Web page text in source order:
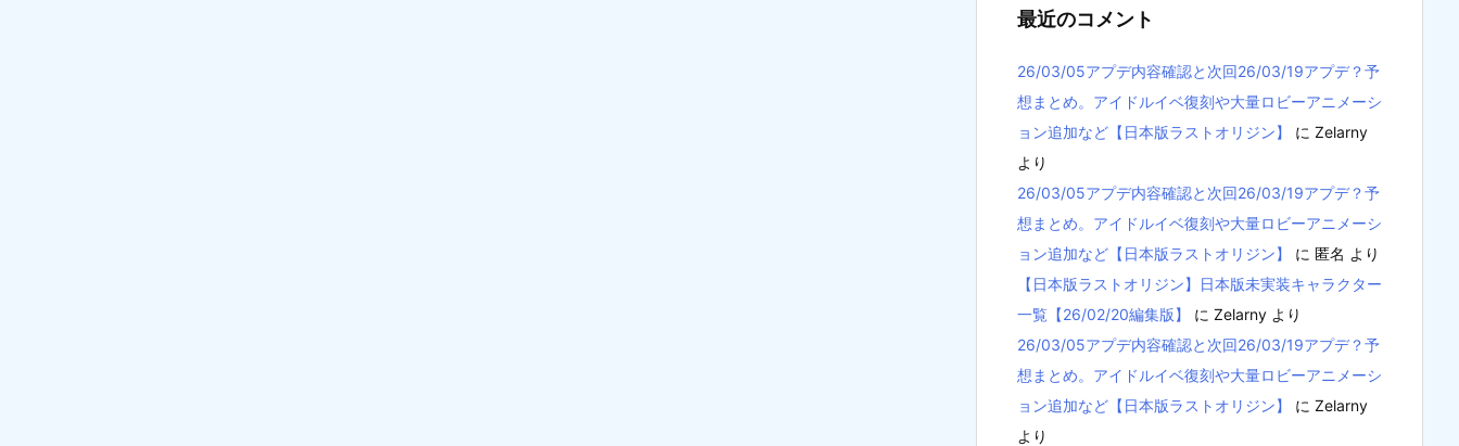
最近のコメント
26/03/05アプデ内容確認と次回26/03/19アプデ？予
想まとめ。アイドルイベ復刻や大量ロビーアニメーシ
ョン追加など【日本版ラストオリジン】
に Zelarny
より
26/03/05アプデ内容確認と次回26/03/19アプデ？予
想まとめ。アイドルイベ復刻や大量ロビーアニメーシ
ョン追加など【日本版ラストオリジン】
に 匿名 より
【日本版ラストオリジン】日本版未実装キャラクター
一覧【26/02/20編集版】
に Zelarny より
26/03/05アプデ内容確認と次回26/03/19アプデ？予
想まとめ。アイドルイベ復刻や大量ロビーアニメーシ
ョン追加など【日本版ラストオリジン】
に Zelarny
より